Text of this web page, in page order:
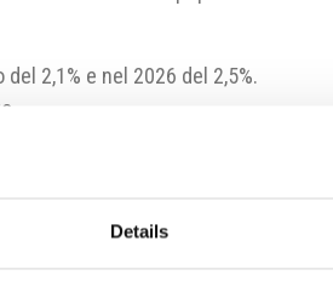
Details
del 2,1% e nel 2026 del 2,5%.
2025/03/czechia-must-
and-business-dynamism-to-